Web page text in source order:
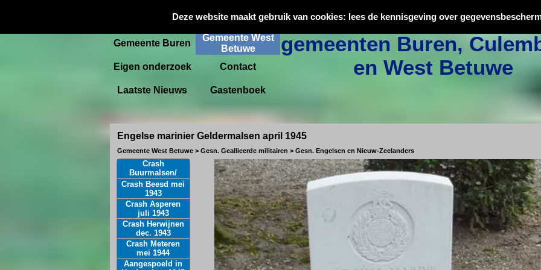
Deze website maakt gebruik van cookies: lees de kennisgeving over
Oorlogsslachtoffers
gemeenten Buren,
en West Betuwe
Startpagina
Gemeente
Culemborg
Gemeente Buren
Gemeente West
Betuwe
Eigen onderzoek
Contact
Laatste Nieuws Gastenboek
Engelse marinier Geldermalsen april 1945
Gemeente West Betuwe > Gesn. Geallieerde militairen > Gesn. Engelsen en Nieuw-Zeelanders
Crash
Buurmalsen/
Zoelen mei 1940
Crash Beesd mei
1943
Crash Asperen
juli 1943
Crash Herwijnen
dec. 1943
Crash Meteren
mei 1944
Aangespoeld in